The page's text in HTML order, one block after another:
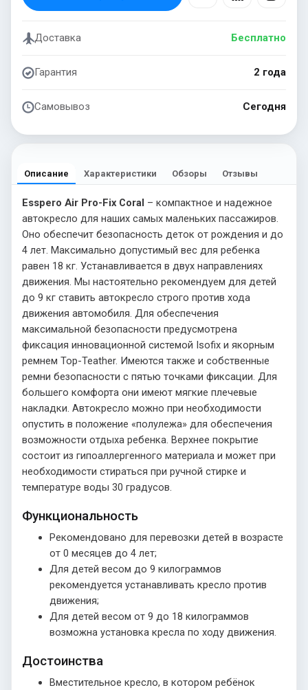
Доставка Бесплатно
Гарантия 2 года
Самовывоз Сегодня
Описание Характеристики Обзоры Отзывы
Esspero Air Pro-Fix Coral – компактное и надежное
автокресло для наших самых маленьких пассажиров.
Оно обеспечит безопасность деток от рождения и до
4 лет. Максимально допустимый вес для ребенка
равен 18 кг. Устанавливается в двух направлениях
движения. Мы настоятельно рекомендуем для детей
до 9 кг ставить автокресло строго против хода
движения автомобиля. Для обеспечения
максимальной безопасности предусмотрена
фиксация инновационной системой Isofix и якорным
ремнем Top-Teather. Имеются также и собственные
ремни безопасности с пятью точками фиксации. Для
большего комфорта они имеют мягкие плечевые
накладки. Автокресло можно при необходимости
опустить в положение «полулежа» для обеспечения
возможности отдыха ребенка. Верхнее покрытие
состоит из гипоаллергенного материала и может при
необходимости стираться при ручной стирке и
температуре воды 30 градусов.
Функциональность
Рекомендовано для перевозки детей в возрасте
от 0 месяцев до 4 лет;
Для детей весом до 9 килограммов
рекомендуется устанавливать кресло против
движения;
Для детей весом от 9 до 18 килограммов
возможна установка кресла по ходу движения.
Достоинства
Вместительное кресло, в котором ребёнок